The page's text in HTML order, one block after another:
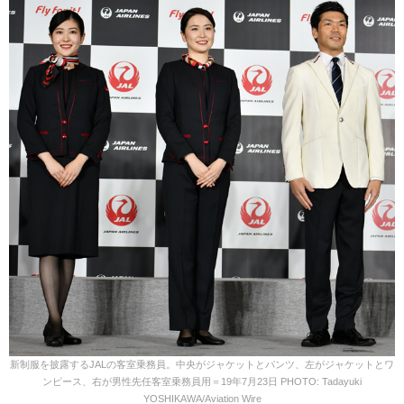
新制服を披露するJALの客室乗務員。中央がジャケットとパンツ、左がジャケットとワ
ンピース、右が男性先任客室乗務員用＝19年7月23日 PHOTO: Tadayuki
YOSHIKAWA/Aviation Wire